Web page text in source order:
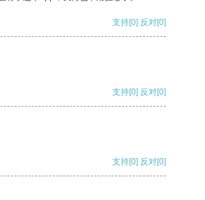
支持[0] 反对[0]
支持[0] 反对[0]
支持[0] 反对[0]